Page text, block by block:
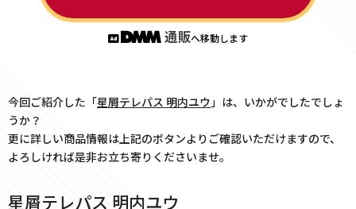
へ移動します
今回ご紹介した「星屑テレパス 明内ユウ 」は、いかがでしたでしょ
うか？
更に詳しい商品情報は上記のボタンよりご確認いただけますので、
よろしければ是非お立ち寄りくださいませ。
星屑テレパス 明内ユウ